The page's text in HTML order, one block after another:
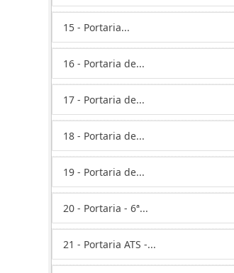
15 - Portaria...
16 - Portaria de...
17 - Portaria de...
18 - Portaria de...
19 - Portaria de...
20 - Portaria - 6ª...
21 - Portaria ATS -...